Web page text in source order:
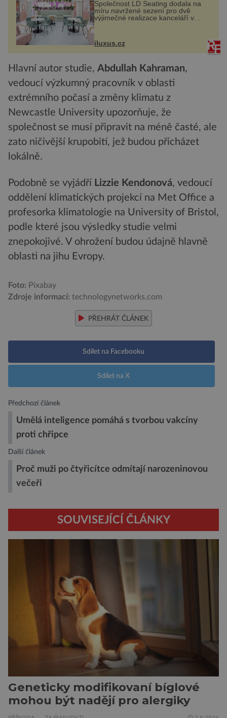
Společnost LD Seating dodala na
míru navržené sezení pro dvě
výjimečné realizace kanceláří v
areálu MediaCityUK v anglickém
Tower a Orange Tower. Komplex
budov Media...
iluxus.cz
Hlavní autor studie, Abdullah Kahraman,
vedoucí výzkumný pracovník v oblasti
extrémního počasí a změny klimatu z
Newcastle University upozorňuje, že
společnost se musí připravit na méně časté, ale
zato ničivější krupobití, jež budou přicházet
lokálně.
Podobně se vyjádří Lizzie Kendonová, vedoucí
oddělení klimatických projekcí na Met Office a
profesorka klimatologie na University of Bristol,
podle které jsou výsledky studie velmi
znepokojivé. V ohrožení budou údajně hlavně
oblasti na jihu Evropy.
Foto: Pixabay
Zdroje informací: technologynetworks.com
PŘEHRÁT ČLÁNEK
Sdílet na Facebooku
Sdílet na X
Předchozí článek
Umělá inteligence pomáhá s tvorbou vakcíny
proti chřipce
Další článek
Proč muži po čtyřicítce odmítají narozeninovou
večeři
SOUVISEJÍCÍ ČLÁNKY
Geneticky modifikovaní bíglové
mohou být nadějí pro alergiky